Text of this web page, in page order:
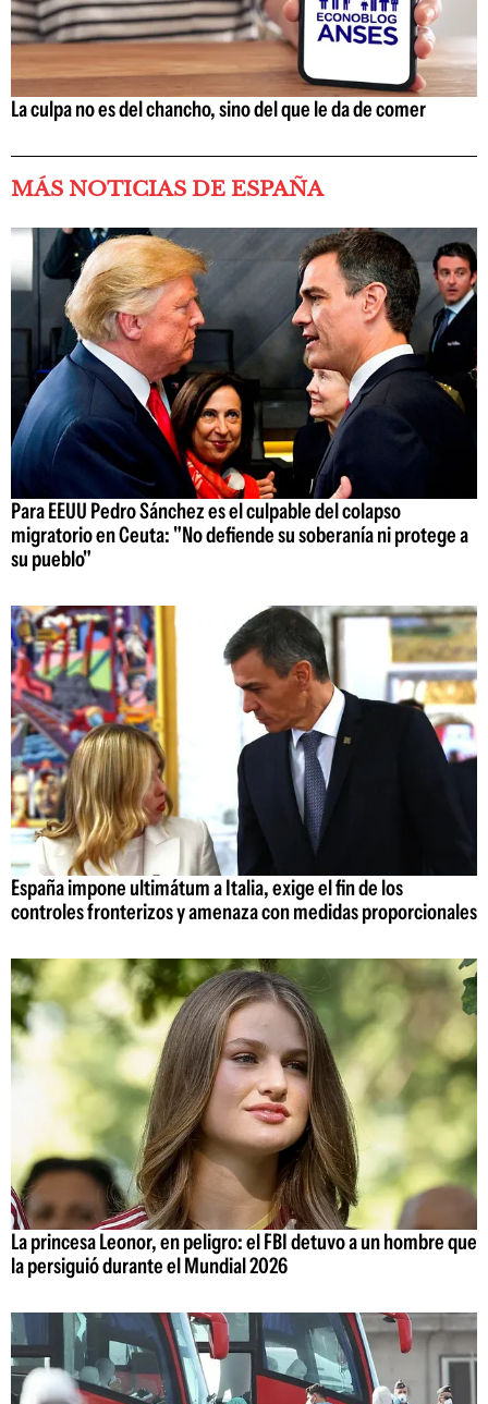
La culpa no es del chancho, sino del que le da de comer
MÁS NOTICIAS DE ESPAÑA
Para EEUU Pedro Sánchez es el culpable del colapso
migratorio en Ceuta: "No defiende su soberanía ni protege a
su pueblo"
España impone ultimátum a Italia, exige el fin de los
controles fronterizos y amenaza con medidas proporcionales
La princesa Leonor, en peligro: el FBI detuvo a un hombre que
la persiguió durante el Mundial 2026